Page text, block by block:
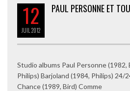
12
JUIL 2012
PAUL PERSONNE ET
Studio albums Paul Personne (1982,
Philips) Barjoland (1984, Philips) 24/
Chance (1989, Bird) Comme